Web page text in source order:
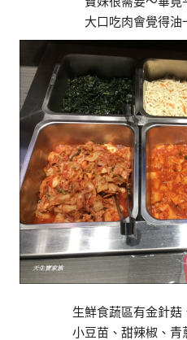
大口吃肉會覺得油
生鮮食蔬區有金針菇
小豆苗、甜辣椒、青